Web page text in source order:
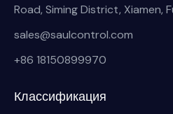
Road, Siming District, Xiamen,
sales@saulcontrol.com
+86 18150899970
Классификация